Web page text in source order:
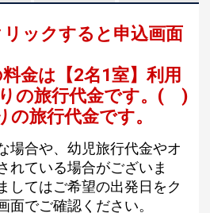
ックすると申込画面
金は 【2名1室】利用
の旅行代金です。 ( )
旅行代金です。
場合や、幼児旅行代金やオ
れている場合がございま
してはご希望の出発日をク
面でご確認ください。